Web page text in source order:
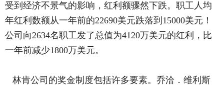
受到经济不景气的影响，红利额骤然下跌。职工人均
年红利数额从一年前的22690美元跌落到15000美元！
公司向2634名职工发了总值为4120万美元的红利，比
一年前减少1800万美元。
林肯公司的奖金制度包括许多要素。乔洽．维利斯